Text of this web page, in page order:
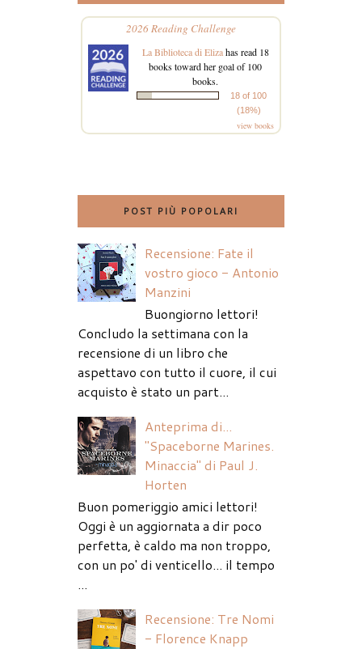
2026 Reading Challenge
La Biblioteca di Elizahas read 18
books toward her goal of 100
books.
18 of 100
(18%)
view books
POST PIÙ POPOLARI
Recensione: Fate il
vostro gioco - Antonio
Manzini
Buongiorno lettori!
Concludo la settimana con la
recensione di un libro che
aspettavo con tutto il cuore, il cui
acquisto è stato un part...
Anteprima di...
"Spaceborne Marines.
Minaccia" di Paul J.
Horten
Buon pomeriggio amici lettori!
Oggi è un aggiornata a dir poco
perfetta, è caldo ma non troppo,
con un po' di venticello... il tempo
...
Recensione: Tre Nomi
- Florence Knapp